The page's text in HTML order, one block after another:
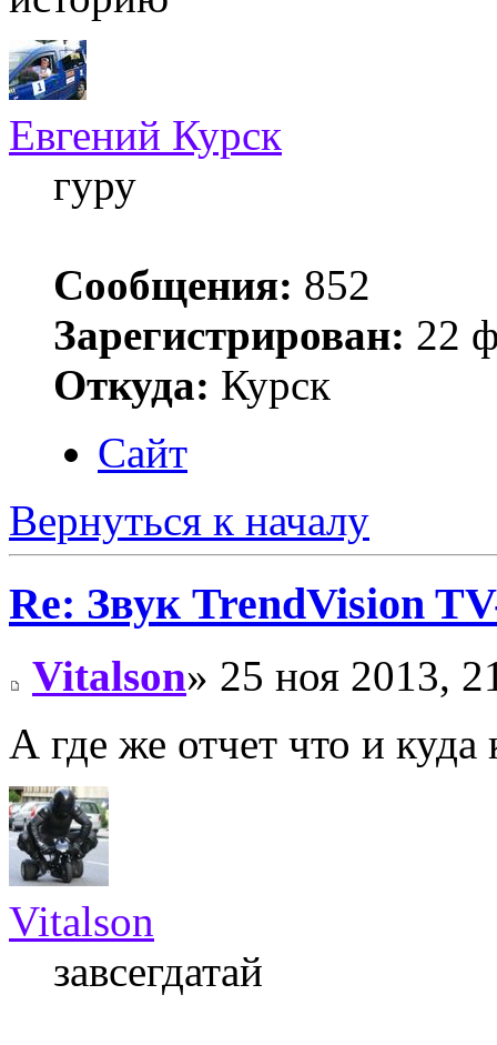
Евгений Курск
гуру
Сообщения: 852
Зарегистрирован: 22
Откуда: Курск
Сайт
Вернуться к началу
Re: Звук TrendVision
Vitalson» 25 ноя 2013,
А где же отчет что и куда
Vitalson
завсегдатай